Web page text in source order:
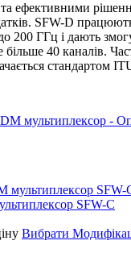
ефективними
SFW-D
200 ГГц і дають
більше 40 каналів.
стандартом
мультиплексор -
SFW-С
Вибрати